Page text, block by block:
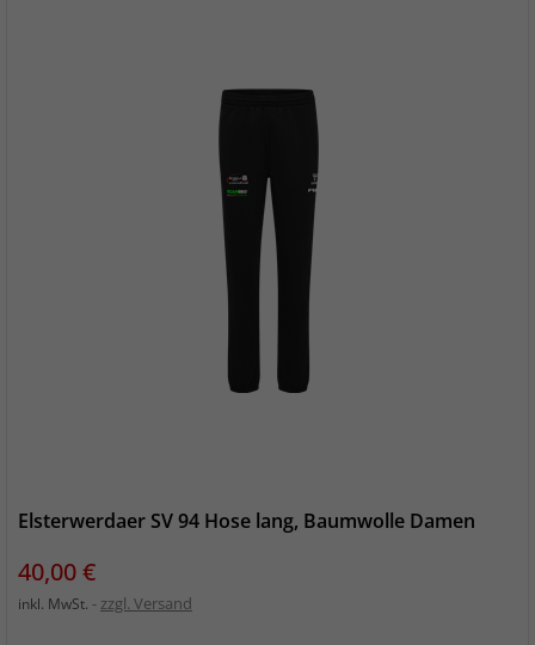
Elsterwerdaer SV 94 Hose lang, Baumwolle Damen
Preis
40,00 €
inkl. MwSt. zzgl. Versand